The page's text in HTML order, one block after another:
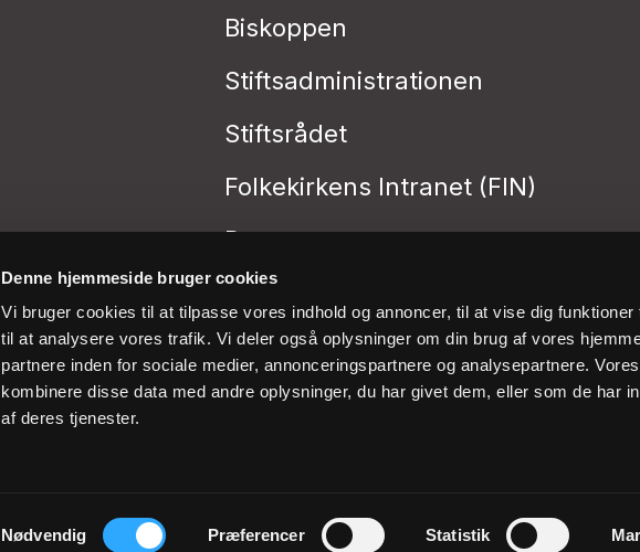
Denne hjemmeside bruger cookies
Vi bruger cookies til at tilpasse vores indhold og annoncer, til at vise dig
til at analysere vores trafik. Vi deler også oplysninger om din brug af vores
partnere inden for sociale medier, annonceringspartnere og analysepartnere.
kombinere disse data med andre oplysninger, du har givet dem, eller som de har
af deres tjenester.
Samtykkevalg
Nødvendig Præferencer Statistik
Biskoppen
Stiftsadministrationen
Stiftsrådet
Folkekirkens Intranet (FIN)
Presse